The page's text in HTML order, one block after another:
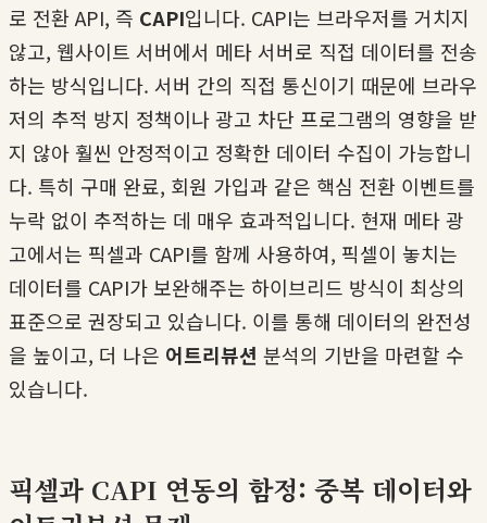
로 전환 API, 즉 CAPI입니다. CAPI는 브라우저를 거치지
않고, 웹사이트 서버에서 메타 서버로 직접 데이터를 전송
하는 방식입니다. 서버 간의 직접 통신이기 때문에 브라우
저의 추적 방지 정책이나 광고 차단 프로그램의 영향을 받
지 않아 훨씬 안정적이고 정확한 데이터 수집이 가능합니
다. 특히 구매 완료, 회원 가입과 같은 핵심 전환 이벤트를
누락 없이 추적하는 데 매우 효과적입니다. 현재 메타 광
고에서는 픽셀과 CAPI를 함께 사용하여, 픽셀이 놓치는
데이터를 CAPI가 보완해주는 하이브리드 방식이 최상의
표준으로 권장되고 있습니다. 이를 통해 데이터의 완전성
을 높이고, 더 나은 어트리뷰션 분석의 기반을 마련할 수
있습니다.
픽셀과 CAPI 연동의 함정: 중복 데이터와